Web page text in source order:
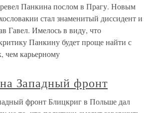
Панкина послом в Прагу. Новым
стал знаменитый диссидент и
Гавел. Имелось в виду, что
Панкину будет проще найти с
чем карьерному
Западный фронт
фронт Блицкриг в Польше дал